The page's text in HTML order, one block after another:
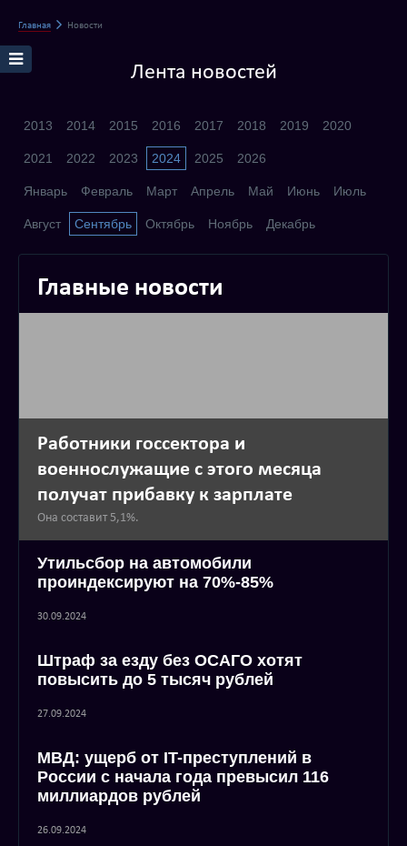
Главная Новости
Лента новостей
2013 2014 2015 2016 2017 2018 2019 2020
2021 2022 2023 2024 2025 2026
Январь Февраль Март Апрель Май Июнь Июль
Август Сентябрь Октябрь Ноябрь Декабрь
Главные новости
Работники госсектора и
военнослужащие с этого месяца
получат прибавку к зарплате
Она составит 5,1%.
Утильсбор на автомобили
проиндексируют на 70%-85%
30.09.2024
Штраф за езду без ОСАГО хотят
повысить до 5 тысяч рублей
27.09.2024
МВД: ущерб от IT-преступлений в
России с начала года превысил 116
миллиардов рублей
26.09.2024